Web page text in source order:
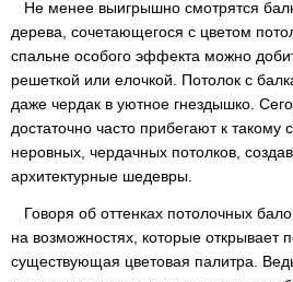
Не менее выигрышно смотрятся
дерева, сочетающегося с цветом
спальне особого эффекта можно
решеткой или елочкой. Потолок с
даже чердак в уютное гнездышко.
достаточно часто прибегают к
неровных, чердачных потолков,
архитектурные шедевры.
Говоря об оттенках потолочных
на возможностях, которые открывает
существующая цветовая палитра.